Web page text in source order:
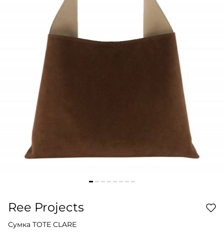
Ree Projects
Сумка TOTE CLARE